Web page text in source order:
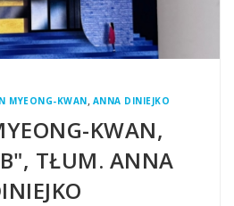
MYEONG-KWAN, ANNA DINIEJKO
KWAN,
TŁUM. ANNA